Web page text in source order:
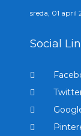
sreda, 01 april
Social